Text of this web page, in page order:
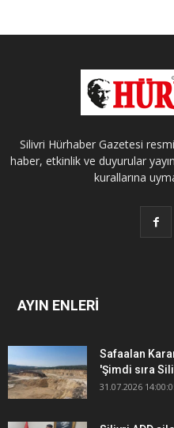
Silivri Hürhaber Gazetesi
haber, etkinlik ve duyurular
kurallarına
AYIN ENLERİ
Safaalan
'Şimdi sıra
31.07.2026